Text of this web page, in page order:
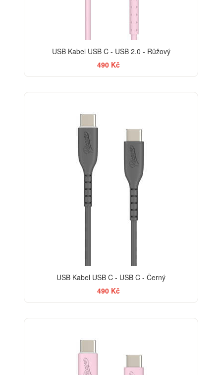
USB Kabel USB C - USB 2.0 - Růžový
490 Kč
USB Kabel USB C - USB C - Černý
490 Kč